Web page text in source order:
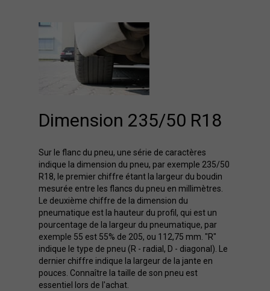
Dimension 235/50 R18
Sur le flanc du pneu, une série de caractères
indique la dimension du pneu, par exemple 235/50
R18, le premier chiffre étant la largeur du boudin
mesurée entre les flancs du pneu en millimètres.
Le deuxième chiffre de la dimension du
pneumatique est la hauteur du profil, qui est un
pourcentage de la largeur du pneumatique, par
exemple 55 est 55% de 205, ou 112,75 mm. "R"
indique le type de pneu (R - radial, D - diagonal). Le
dernier chiffre indique la largeur de la jante en
pouces. Connaître la taille de son pneu est
essentiel lors de l'achat.